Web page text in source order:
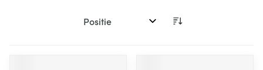
Sorteer op: